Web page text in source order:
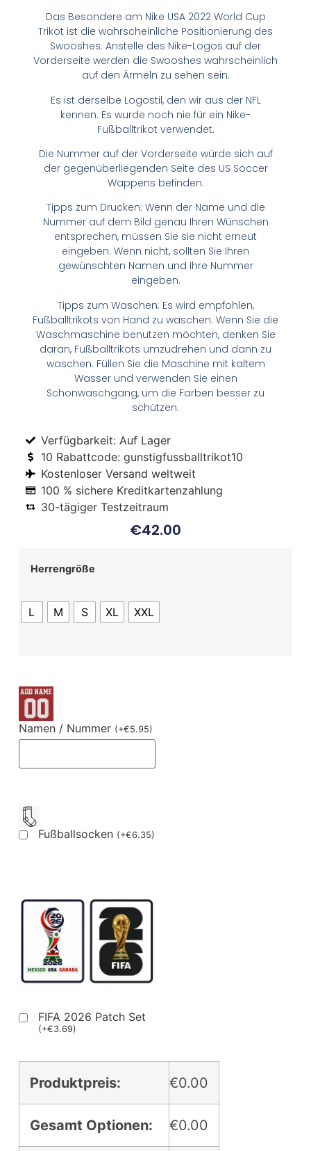
Das Besondere am Nike USA 2022 World Cup
Trikot ist die wahrscheinliche Positionierung des
Swooshes. Anstelle des Nike-Logos auf der
Vorderseite werden die Swooshes wahrscheinlich
auf den Ärmeln zu sehen sein.
Es ist derselbe Logostil, den wir aus der NFL
kennen. Es wurde noch nie für ein Nike-
Fußballtrikot verwendet.
Die Nummer auf der Vorderseite würde sich auf
der gegenüberliegenden Seite des US Soccer
Wappens befinden.
Tipps zum Drucken: Wenn der Name und die
Nummer auf dem Bild genau Ihren Wünschen
entsprechen, müssen Sie sie nicht erneut
eingeben. Wenn nicht, sollten Sie Ihren
gewünschten Namen und Ihre Nummer
eingeben.
Tipps zum Waschen: Es wird empfohlen,
Fußballtrikots von Hand zu waschen. Wenn Sie die
Waschmaschine benutzen möchten, denken Sie
daran, Fußballtrikots umzudrehen und dann zu
waschen. Füllen Sie die Maschine mit kaltem
Wasser und verwenden Sie einen
Schonwaschgang, um die Farben besser zu
schützen.
Verfügbarkeit: Auf Lager
10 Rabattcode: gunstigfussballtrikot10
Kostenloser Versand weltweit
100 % sichere Kreditkartenzahlung
30-tägiger Testzeitraum
€42.00
Herrengröße
L M S XL XXL
Namen / Nummer (+€5.95)
Fußballsocken (+€6.35)
FIFA 2026 Patch Set
(+€3.69)
Produktpreis: €0.00
Gesamt Optionen: €0.00